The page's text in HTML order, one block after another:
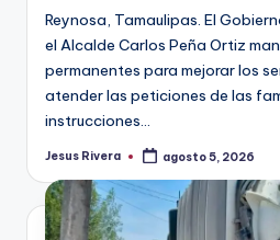
Reynosa, Tamaulipas. El
el Alcalde Carlos Peña Ortiz
permanentes para mejorar los
atender las peticiones de las
instrucciones…
Publicado
Jesus Rivera agosto 5, 2026